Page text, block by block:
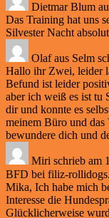
Dietmar Blum
Das Training hat uns
Silvester Nacht
Olafaus Selm
Hallo ihr Zwei, leider
Befund ist leider
aber ich weiß es ist tu
dir und konnte es
meinem Büro und das
bewundere dich und
Miri schrieb am
BFD bei filiz-
Mika, Ich habe mich
Interesse die
Glücklicherweise